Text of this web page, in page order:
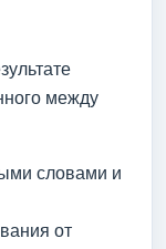
между
словами и
от